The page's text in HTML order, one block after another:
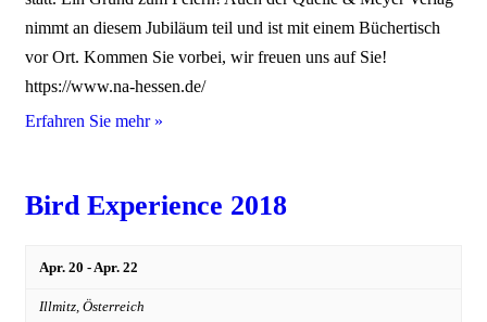
nimmt an diesem Jubiläum teil und ist mit einem Büchertisch
vor Ort. Kommen Sie vorbei, wir freuen uns auf Sie!
https://www.na-hessen.de/
Erfahren Sie mehr »
Bird Experience 2018
Apr. 20 - Apr. 22
Illmitz, Österreich